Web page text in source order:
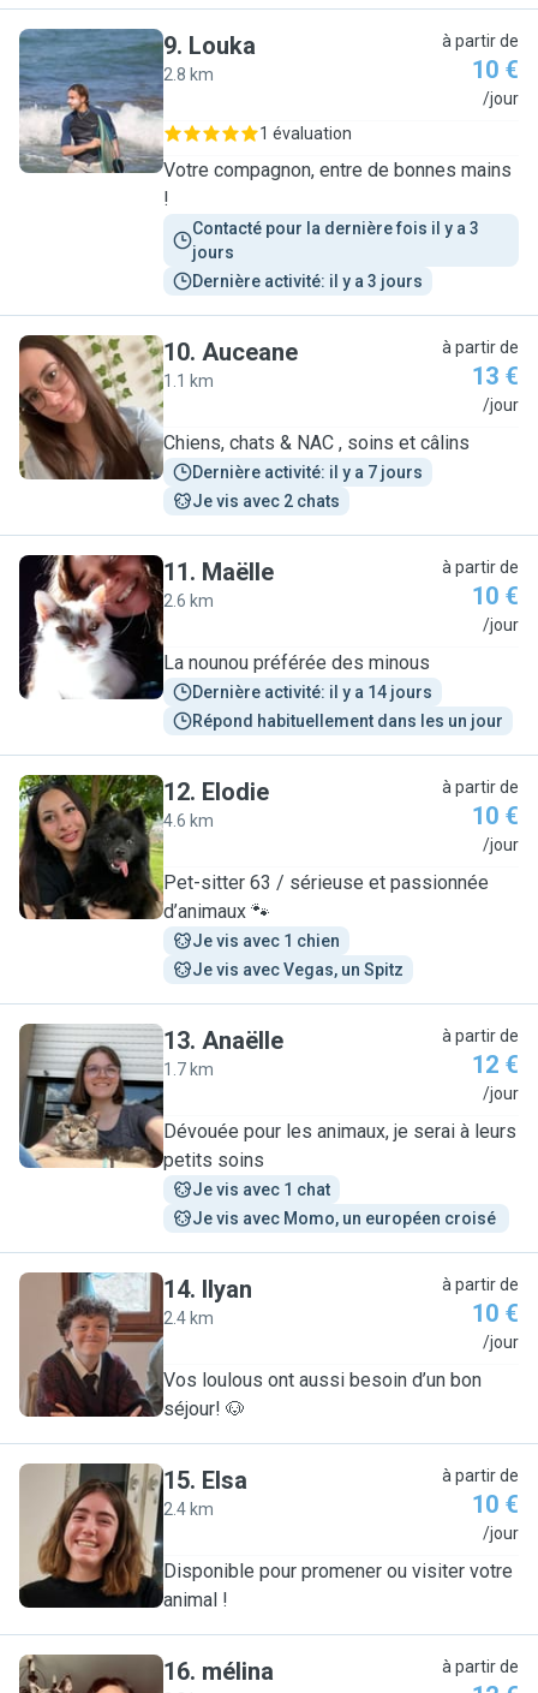
L
9. Louka
2.8 km
à partir de
10 €
/jour
1 évaluation
Votre compagnon, entre de bonnes mains
!
Contacté pour la dernière fois il y a 3
jours
Dernière activité: il y a 3 jours
A
10. Auceane
1.1 km
à partir de
13 €
/jour
Chiens, chats & NAC , soins et câlins
Dernière activité: il y a 7 jours
Je vis avec 2 chats
M
11. Maëlle
2.6 km
à partir de
10 €
/jour
La nounou préférée des minous
Dernière activité: il y a 14 jours
Répond habituellement dans les un jour
E
12. Elodie
4.6 km
à partir de
10 €
/jour
Pet-sitter 63 / sérieuse et passionnée
d’animaux 🐾
Je vis avec 1 chien
Je vis avec Vegas, un Spitz
A
13. Anaëlle
1.7 km
à partir de
12 €
/jour
Dévouée pour les animaux, je serai à leurs
petits soins
Je vis avec 1 chat
Je vis avec Momo, un européen croisé
I
14. Ilyan
2.4 km
à partir de
10 €
/jour
Vos loulous ont aussi besoin d’un bon
séjour! 🐶
E
15. Elsa
2.4 km
à partir de
10 €
/jour
Disponible pour promener ou visiter votre
animal !
16. mélina à partir de